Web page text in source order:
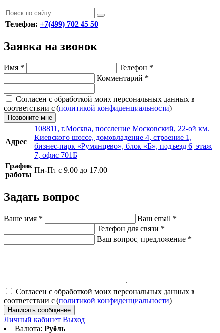
Телефон: +7(499) 702 45 50
Заявка на звонок
Имя * Телефон *
Комментарий *
Согласен с обработкой моих персональных данных в
соответствии с (политикой конфиденциальности)
Позвоните мне
Адрес
108811, г.Москва, поселение Московский, 22-ой км.
Киевского шоссе, домовладение 4, строение 1,
бизнес-парк «Румянцево», блок «Б», подъезд 6, этаж
7, офис 701Б
График
работы
Пн-Пт с 9.00 до 17.00
Задать вопрос
Ваше имя * Ваш email *
Телефон для связи *
Ваш вопрос, предложение *
Согласен с обработкой моих персональных данных в
соответствии с (политикой конфиденциальности)
Написать сообщение
Личный кабинет Выход
Валюта: Рубль